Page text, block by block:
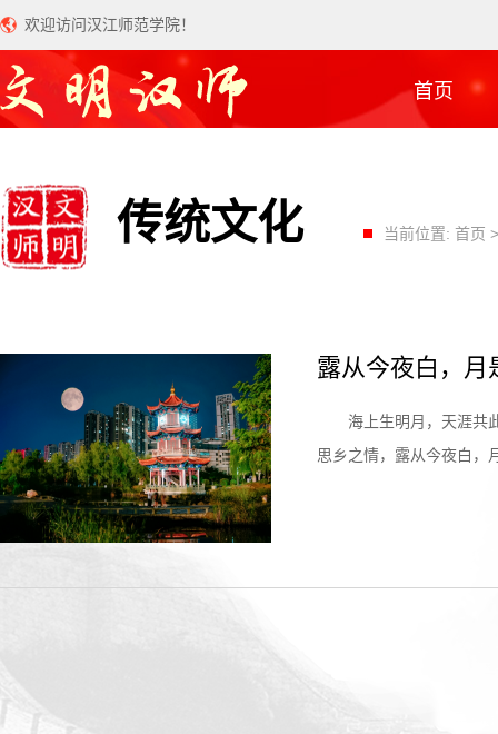
欢迎访问汉江师范学院！
首页
传统文化 当前位置: 首页
露从今夜白，月
海上生明月，天涯共
思乡之情，露从今夜白，